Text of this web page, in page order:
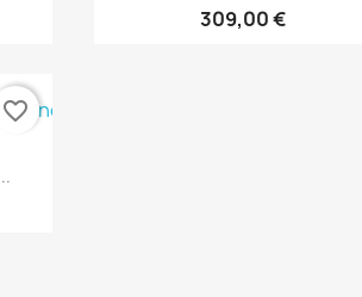
309,00 €
favorite_border